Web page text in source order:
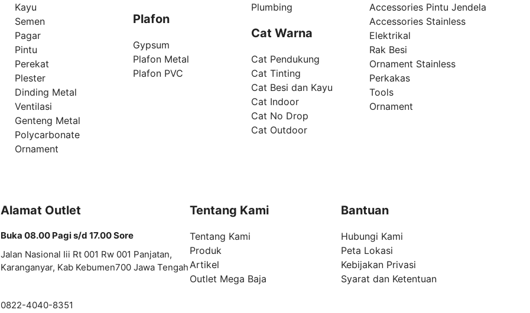
Kayu
Semen
Pagar
Pintu
Perekat
Plester
Dinding Metal
Ventilasi
Genteng Metal
Polycarbonate
Ornament
Plafon
Gypsum
Plafon Metal
Plafon PVC
Plumbing
Cat Warna
Cat Pendukung
Cat Tinting
Cat Besi dan Kayu
Cat Indoor
Cat No Drop
Cat Outdoor
Accessories Pintu Jendela
Accessories Stainless
Elektrikal
Rak Besi
Ornament Stainless
Perkakas
Tools
Ornament
Alamat Outlet
Buka 08.00 Pagi s/d 17.00 Sore
Jalan Nasional Iii Rt 001 Rw 001 Panjatan,
Karanganyar, Kab Kebumen700 Jawa Tengah
0822-4040-8351
Tentang Kami
Tentang Kami
Produk
Artikel
Outlet Mega Baja
Bantuan
Hubungi Kami
Peta Lokasi
Kebijakan Privasi
Syarat dan Ketentuan